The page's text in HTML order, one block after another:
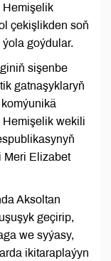
Hemişelik
çekişlikden soň
goýdular.
sişenbe
gatnaşyklaryň
Hemişelik wekili
Meri Elizabet
Aksoltan
geçirip,
we syýasy,
ikitaraplaýyn